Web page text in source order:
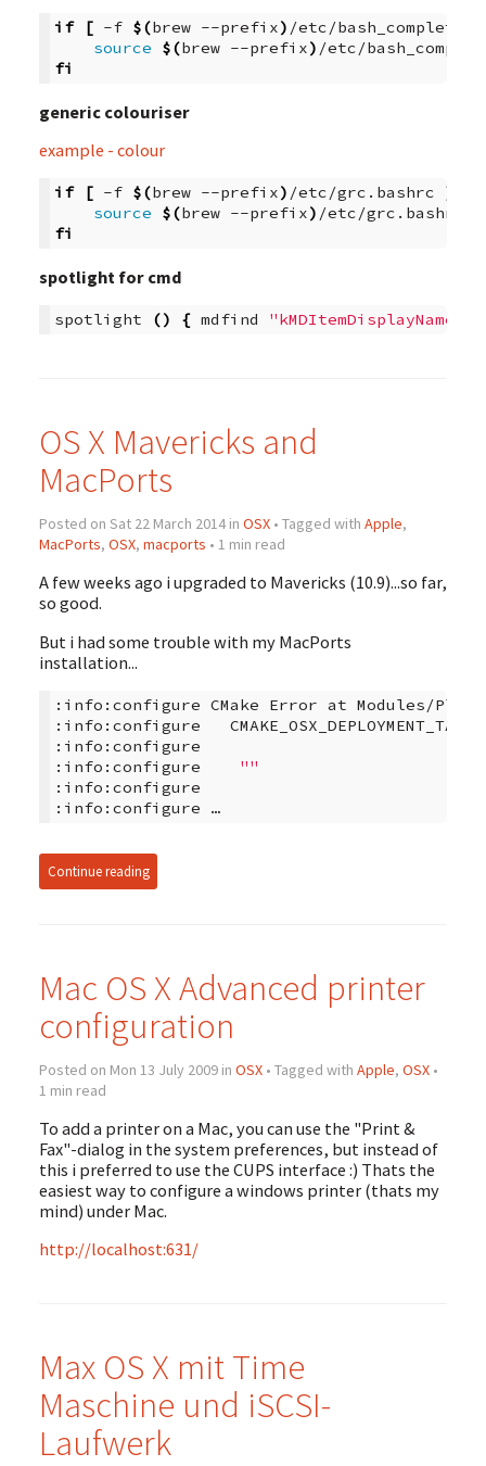
if [ -f $(brew --prefix) /etc/bash_completion
source
$(brew --prefix)
fi
generic colouriser
example - colour
if [ -f $(brew --prefix) /etc/grc.bashrc ]
source
$(brew --prefix)
fi
spotlight for cmd
spotlight () { mdfind "kMDItemDisplayName
OS X Mavericks and
MacPorts
Posted on Sat 22 March 2014 in OSX• Tagged with Apple,
MacPorts, OSX, macports • 1 min read
A few weeks ago i upgraded to Mavericks (10.9)...so far,
so good.
But i had some trouble with my MacPorts
installation...
:info:configure CMake Error at Modules/
:info:configure
:info:configure
:info:configure
""
:info:configure
:info:configure …
Continue reading
Mac OS X Advanced printer
configuration
Posted on Mon 13 July 2009 in OSX• Tagged with Apple, OSX•
1 min read
To add a printer on a Mac, you can use the "Print &
Fax"-dialog in the system preferences, but instead of
this i preferred to use the CUPS interface :) Thats the
easiest way to configure a windows printer (thats my
mind) under Mac.
http://localhost:631/
Max OS X mit Time
Maschine und iSCSI-
Laufwerk